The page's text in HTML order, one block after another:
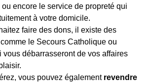
encore le service de propreté qui
à votre domicile.
faire des dons, il existe des
le Secours Catholique ou
vous débarrasseront de vos affaires
vous pouvez également revendre